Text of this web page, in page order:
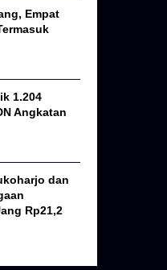
Empat
1.204
Angkatan
dan
Rp21,2